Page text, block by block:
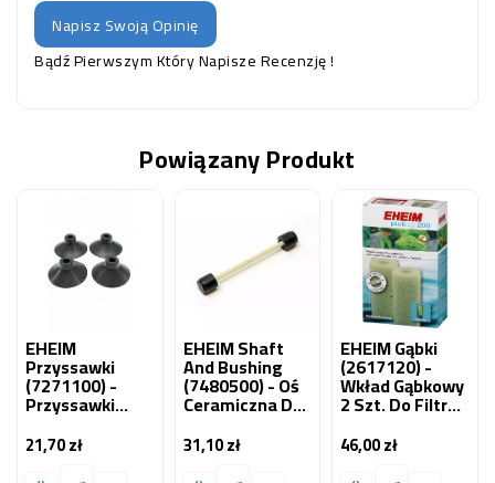
Napisz Swoją Opinię
Bądź Pierwszym Który Napisze Recenzję !
Powiązany Produkt
EHEIM
Przyssawki
(7271100) -
Przyssawki
Uniwersalne, Do
Akwarium
21,70 złCena
EHEIM Shaft
And Bushing
(7480500) - Oś
Ceramiczna Do
45/60/160/200
(2006/2008/2010/2012)
31,10 złCena
EHEIM Gąbki
(2617120) -
Wkład Gąbkowy
2 Szt. Do Filtra
(2012)
46,00 złCena